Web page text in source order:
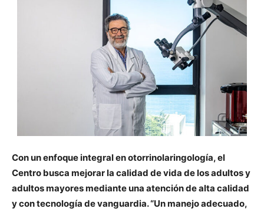
Con un enfoque integral en otorrinolaringología, el
Centro busca mejorar la calidad de vida de los adultos y
adultos mayores mediante una atención de alta calidad
y con tecnología de vanguardia. “Un manejo adecuado,